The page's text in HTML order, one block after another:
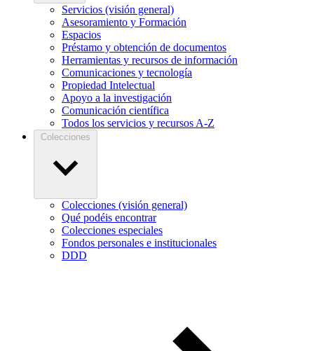
Servicios (visión general)
Asesoramiento y Formación
Espacios
Préstamo y obtención de documentos
Herramientas y recursos de información
Comunicaciones y tecnología
Propiedad Intelectual
Apoyo a la investigación
Comunicación científica
Todos los servicios y recursos A-Z
Colecciones
Colecciones (visión general)
Qué podéis encontrar
Colecciones especiales
Fondos personales e institucionales
DDD